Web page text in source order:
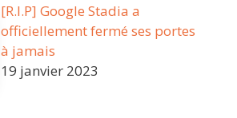
[R.I.P] Google Stadia a
officiellement fermé ses portes
à jamais
19 janvier 2023